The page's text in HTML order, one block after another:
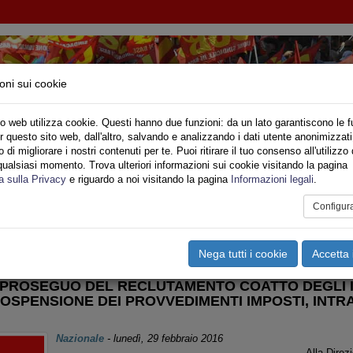
SINDACALE DI BASE SETTORE VIGILI DEL
Privato Territori Sociale Speciali Multimedia
Rapporti Sindacali
DEL RECLUTAMENTO COATTO DEGLI
DEI PROVVEDIMENTI IMPOSTI,
Nazionale- lunedì, 29 febbraio 2016
sui cookie
web utilizza cookie. Questi hanno due funzioni: da un lato garantiscono le
questo sito web, dall'altro, salvando e analizzando i dati utente
di migliorare i nostri contenuti per te. Puoi ritirare il tuo consenso all'utilizzo
momento. Trova ulteriori informazioni sui cookie visitando la pagina
sulla Privacy e riguardo a noi visitando la pagina Informazioni legali.
Nega tutti i cookie Accetta